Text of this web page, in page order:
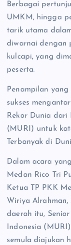
Berbagai
UMKM, hingga
tarik utama
diwarnai dengan
kulcapi, yang
peserta.
Penampilan
sukses
Rekor Dunia dari
(MURI) untuk
Terbanyak di
Dalam acara
Medan Rico Tri
Ketua TP PKK
Wiriya
daerah itu,
Indonesia
semula diajukan